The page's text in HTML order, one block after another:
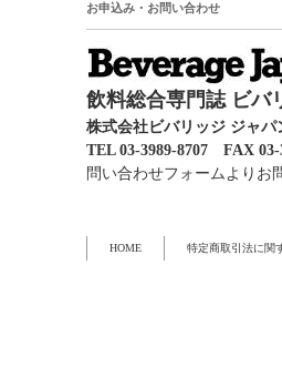
お申込み・お問い合わせ
飲料総合専門誌 ビバ
株式会社ビバリッジ ジャ
TEL 03-3989-8707 FAX 03-
問い合わせフォームよりお
HOME 特定商取引法に関